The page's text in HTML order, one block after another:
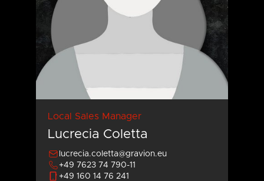
Local Sales Manager
Lucrecia Coletta
lucrecia.coletta@gravion.eu
+49 7623 74 790-11
+49 160 14 76 241